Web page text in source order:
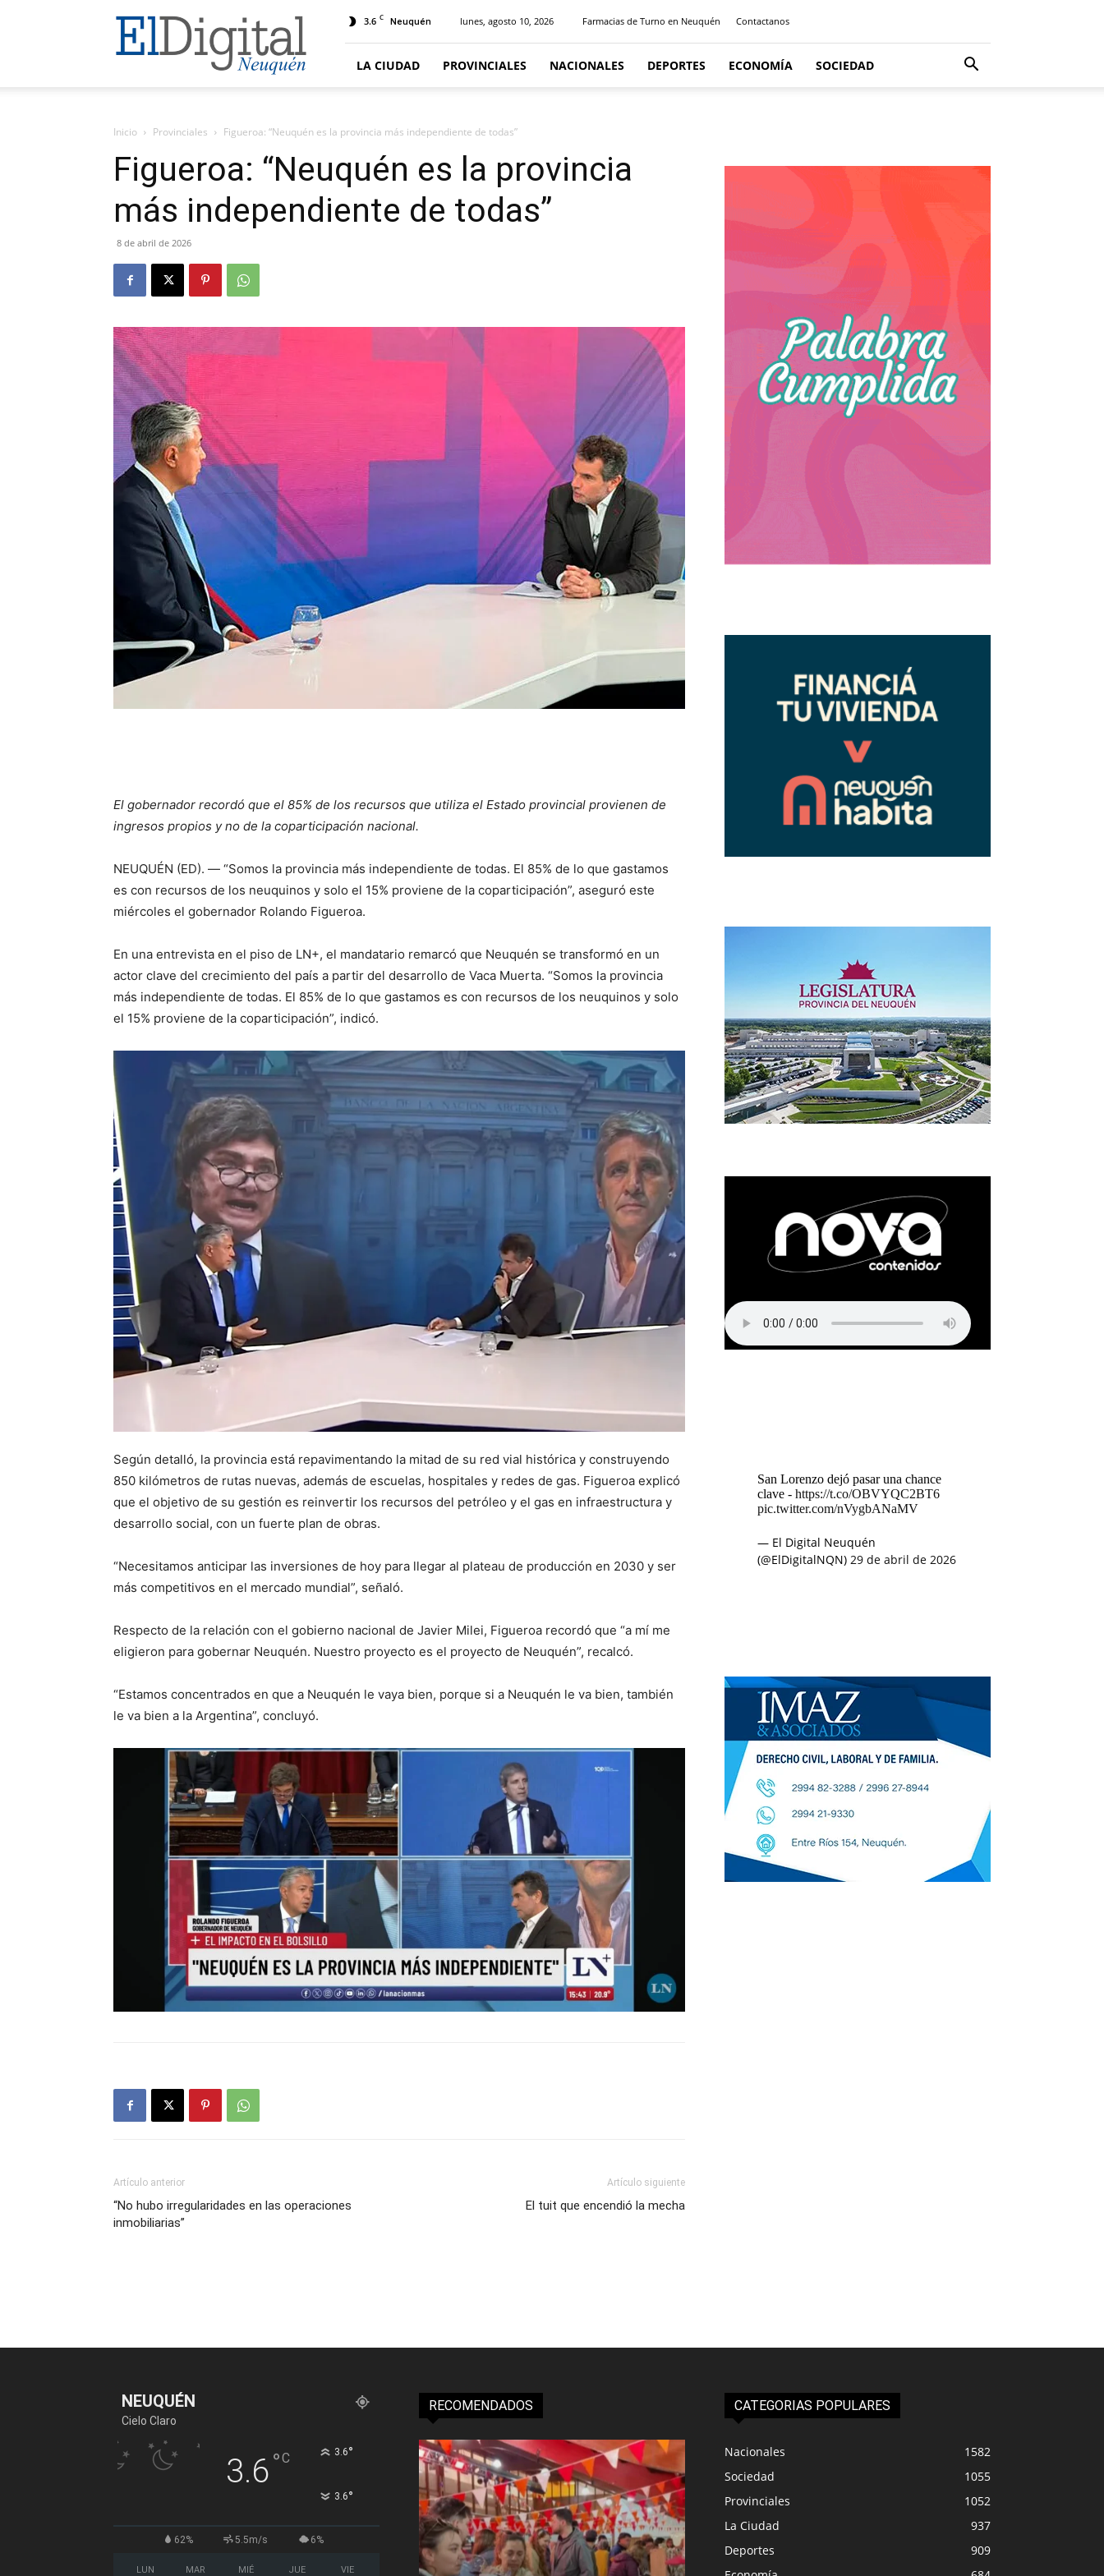
El
Digital
Neuquen
3.6 C Neuquén lunes, agosto 10, 2026 Farmacias de Turno en Neuquén Contactanos
LA CIUDAD PROVINCIALES NACIONALES DEPORTES ECONOMÍA SOCIEDAD
Inicio Provinciales Figueroa: “Neuquén es la provincia más independiente de todas”
Figueroa: “Neuquén es la provincia
más independiente de todas”
8 de abril de 2026
El gobernador recordó que el 85% de los recursos que utiliza el Estado provincial provienen de
ingresos propios y no de la coparticipación nacional.
NEUQUÉN (ED). — “Somos la provincia más independiente de todas. El 85% de lo que gastamos
es con recursos de los neuquinos y solo el 15% proviene de la coparticipación”, aseguró este
miércoles el gobernador Rolando Figueroa.
En una entrevista en el piso de LN+, el mandatario remarcó que Neuquén se transformó en un
actor clave del crecimiento del país a partir del desarrollo de Vaca Muerta. “Somos la provincia
más independiente de todas. El 85% de lo que gastamos es con recursos de los neuquinos y solo
el 15% proviene de la coparticipación”, indicó.
Según detalló, la provincia está repavimentando la mitad de su red vial histórica y construyendo
850 kilómetros de rutas nuevas, además de escuelas, hospitales y redes de gas. Figueroa explicó
que el objetivo de su gestión es reinvertir los recursos del petróleo y el gas en infraestructura y
desarrollo social, con un fuerte plan de obras.
“Necesitamos anticipar las inversiones de hoy para llegar al plateau de producción en 2030 y ser
más competitivos en el mercado mundial”, señaló.
Respecto de la relación con el gobierno nacional de Javier Milei, Figueroa recordó que “a mí me
eligieron para gobernar Neuquén. Nuestro proyecto es el proyecto de Neuquén”, recalcó.
“Estamos concentrados en que a Neuquén le vaya bien, porque si a Neuquén le va bien, también
le va bien a la Argentina”, concluyó.
Artículo anterior
“No hubo irregularidades en las operaciones
inmobiliarias”
Artículo siguiente
El tuit que encendió la mecha
San Lorenzo dejó pasar una chance
clave - https://t.co/OBVYQC2BT6
pic.twitter.com/nVygbANaMV
— El Digital Neuquén
(@ElDigitalNQN) 29 de abril de 2026
NEUQUÉN
Cielo Claro
3.6°C 3.6°
3.6°
62% 5.5m/s 6%
LUN MAR MIÉ JUE VIE
RECOMENDADOS CATEGORIAS POPULARES
Nacionales
1582
Sociedad
1055
Provinciales
1052
La Ciudad
937
Deportes
909